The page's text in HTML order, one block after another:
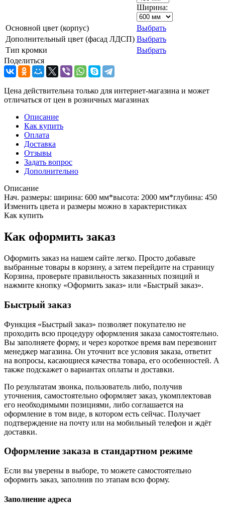
Ширина:
Основной цвет (корпус)
Выбрать
Дополнительный цвет (фасад ЛДСП) Выбрать
Тип кромки
Выбрать
Поделиться
Цена действительна только для интернет-магазина и может
отличаться от цен в розничных магазинах
Описание
Как купить
Оплата
Доставка
Отзывы
Задать вопрос
Дополнительно
Описание
Нач. размеры: ширина: 600 мм*высота: 2000 мм*глубина: 450
Изменить цвета и размеры можно в характеристиках
Как купить
Как оформить заказ
Оформить заказ на нашем сайте легко. Просто добавьте
выбранные товары в корзину, а затем перейдите на страницу
Корзина, проверьте правильность заказанных позиций и
нажмите кнопку «Оформить заказ» или «Быстрый заказ».
Быстрый заказ
Функция «Быстрый заказ» позволяет покупателю не
проходить всю процедуру оформления заказа самостоятельно.
Вы заполняете форму, и через короткое время вам перезвонит
менеджер магазина. Он уточнит все условия заказа, ответит
на вопросы, касающиеся качества товара, его особенностей. А
также подскажет о вариантах оплаты и доставки.
По результатам звонка, пользователь либо, получив
уточнения, самостоятельно оформляет заказ, укомплектовав
его необходимыми позициями, либо соглашается на
оформление в том виде, в котором есть сейчас. Получает
подтверждение на почту или на мобильный телефон и ждёт
доставки.
Оформление заказа в стандартном режиме
Если вы уверены в выборе, то можете самостоятельно
оформить заказ, заполнив по этапам всю форму.
Заполнение адреса